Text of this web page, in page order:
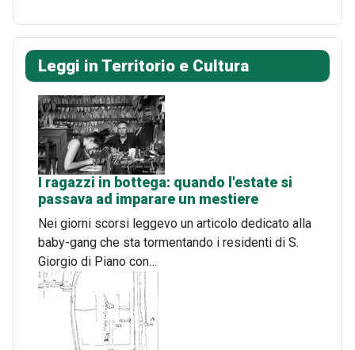
Leggi in Territorio e Cultura
I ragazzi in bottega: quando l'estate si
passava ad imparare un mestiere
Nei giorni scorsi leggevo un articolo dedicato alla
baby-gang che sta tormentando i residenti di S.
Giorgio di Piano con…